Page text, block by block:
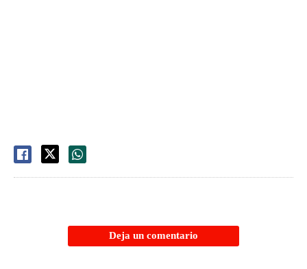
Deja un comentario